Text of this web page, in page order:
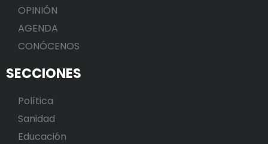
OPINIÓN
AGENDA
CONÓCENOS
SECCIONES
Política
Sanidad
Educación